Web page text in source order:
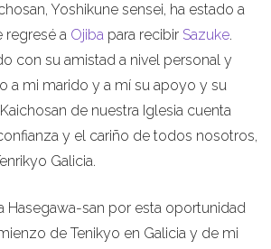
Yoshikune sensei, ha estado a
regresé a Ojiba para recibir Sazuke.
con su amistad a nivel personal y
a mi marido y a mí su apoyo y su
de nuestra Iglesia cuenta
y el cariño de todos nosotros,
Galicia.
Hasegawa-san por esta oportunidad
de Tenikyo en Galicia y de mi